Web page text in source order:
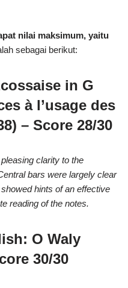
nilai maksimum, yaitu
sebagai berikut:
in G
à l’usage des
– Score 28/30
clarity to the
bars were largely clear
hints of an effective
reading of the notes.
O Waly
30/30